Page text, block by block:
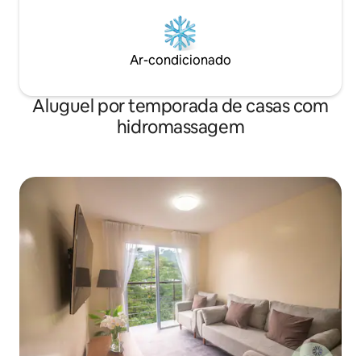
Ar-condicionado
Aluguel por temporada de casas com
hidromassagem